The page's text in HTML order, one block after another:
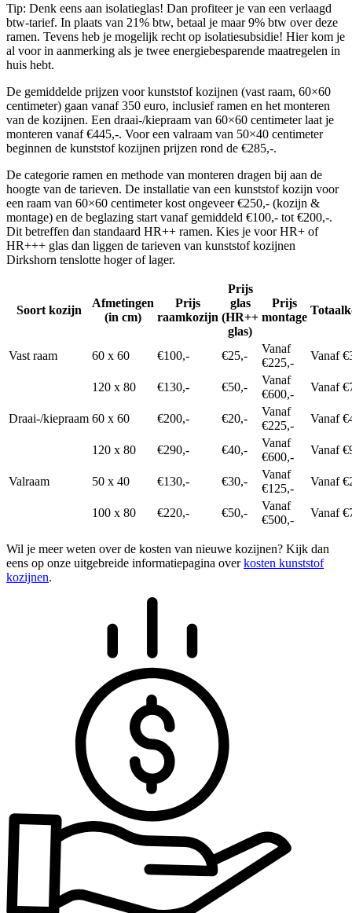
Tip: Denk eens aan isolatieglas! Dan profiteer je van een verlaagd
btw-tarief. In plaats van 21% btw, betaal je maar 9% btw over deze
ramen. Tevens heb je mogelijk recht op isolatiesubsidie! Hier kom je
al voor in aanmerking als je twee energiebesparende maatregelen in
huis hebt.
De gemiddelde prijzen voor kunststof kozijnen (vast raam, 60×60
centimeter) gaan vanaf 350 euro, inclusief ramen en het monteren
van de kozijnen. Een draai-/kiepraam van 60×60 centimeter laat je
monteren vanaf €445,-. Voor een valraam van 50×40 centimeter
beginnen de kunststof kozijnen prijzen rond de €285,-.
De categorie ramen en methode van monteren dragen bij aan de
hoogte van de tarieven. De installatie van een kunststof kozijn voor
een raam van 60×60 centimeter kost ongeveer €250,- (kozijn &
montage) en de beglazing start vanaf gemiddeld €100,- tot €200,-.
Dit betreffen dan standaard HR++ ramen. Kies je voor HR+ of
HR+++ glas dan liggen de tarieven van kunststof kozijnen
Dirkshorn tenslotte hoger of lager.
Soort kozijn
Afmetingen
(in cm)
Prijs
raamkozijn
Prijs
glas
(HR++
glas)
Prijs
montage
Vast raam 60 x 60 €100,- €25,-
Vanaf
€225,-
Vanaf
120 x 80 €130,- €50,-
Vanaf
€600,-
Vanaf
Draai-/kiepraam 60 x 60 €200,- €20,-
Vanaf
€225,-
Vanaf
120 x 80 €290,- €40,-
Vanaf
€600,-
Vanaf
Valraam 50 x 40 €130,- €30,-
Vanaf
€125,-
Vanaf
100 x 80 €220,- €50,-
Vanaf
€500,-
Vanaf
Wil je meer weten over de kosten van nieuwe kozijnen? Kijk dan
eens op onze uitgebreide informatiepagina overkosten kunststof
kozijnen.